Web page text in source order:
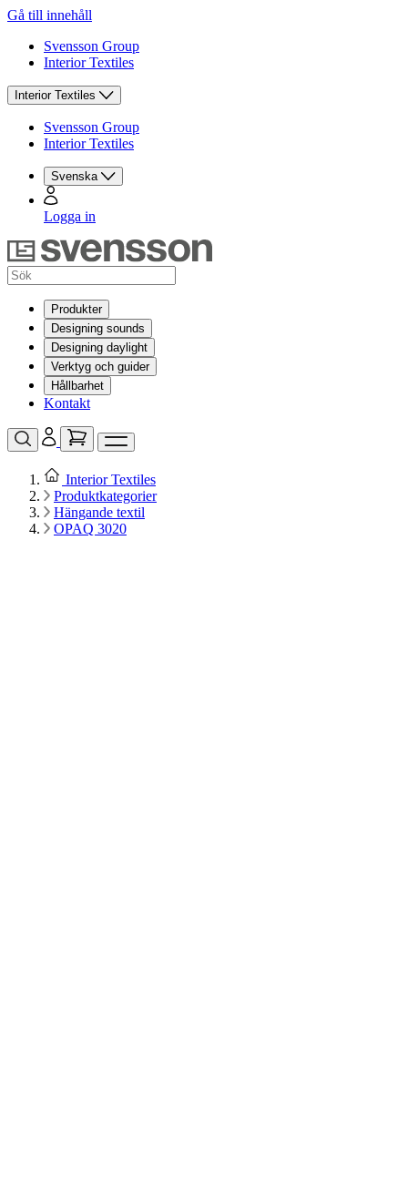
Gå till innehåll
Svensson Group
Interior Textiles
Interior Textiles
Svensson Group
Interior Textiles
Svenska
Logga in
Produkter
Designing sounds
Designing daylight
Verktyg och guider
Hållbarhet
Kontakt
Interior Textiles
Produktkategorier
Hängande textil
OPAQ 3020